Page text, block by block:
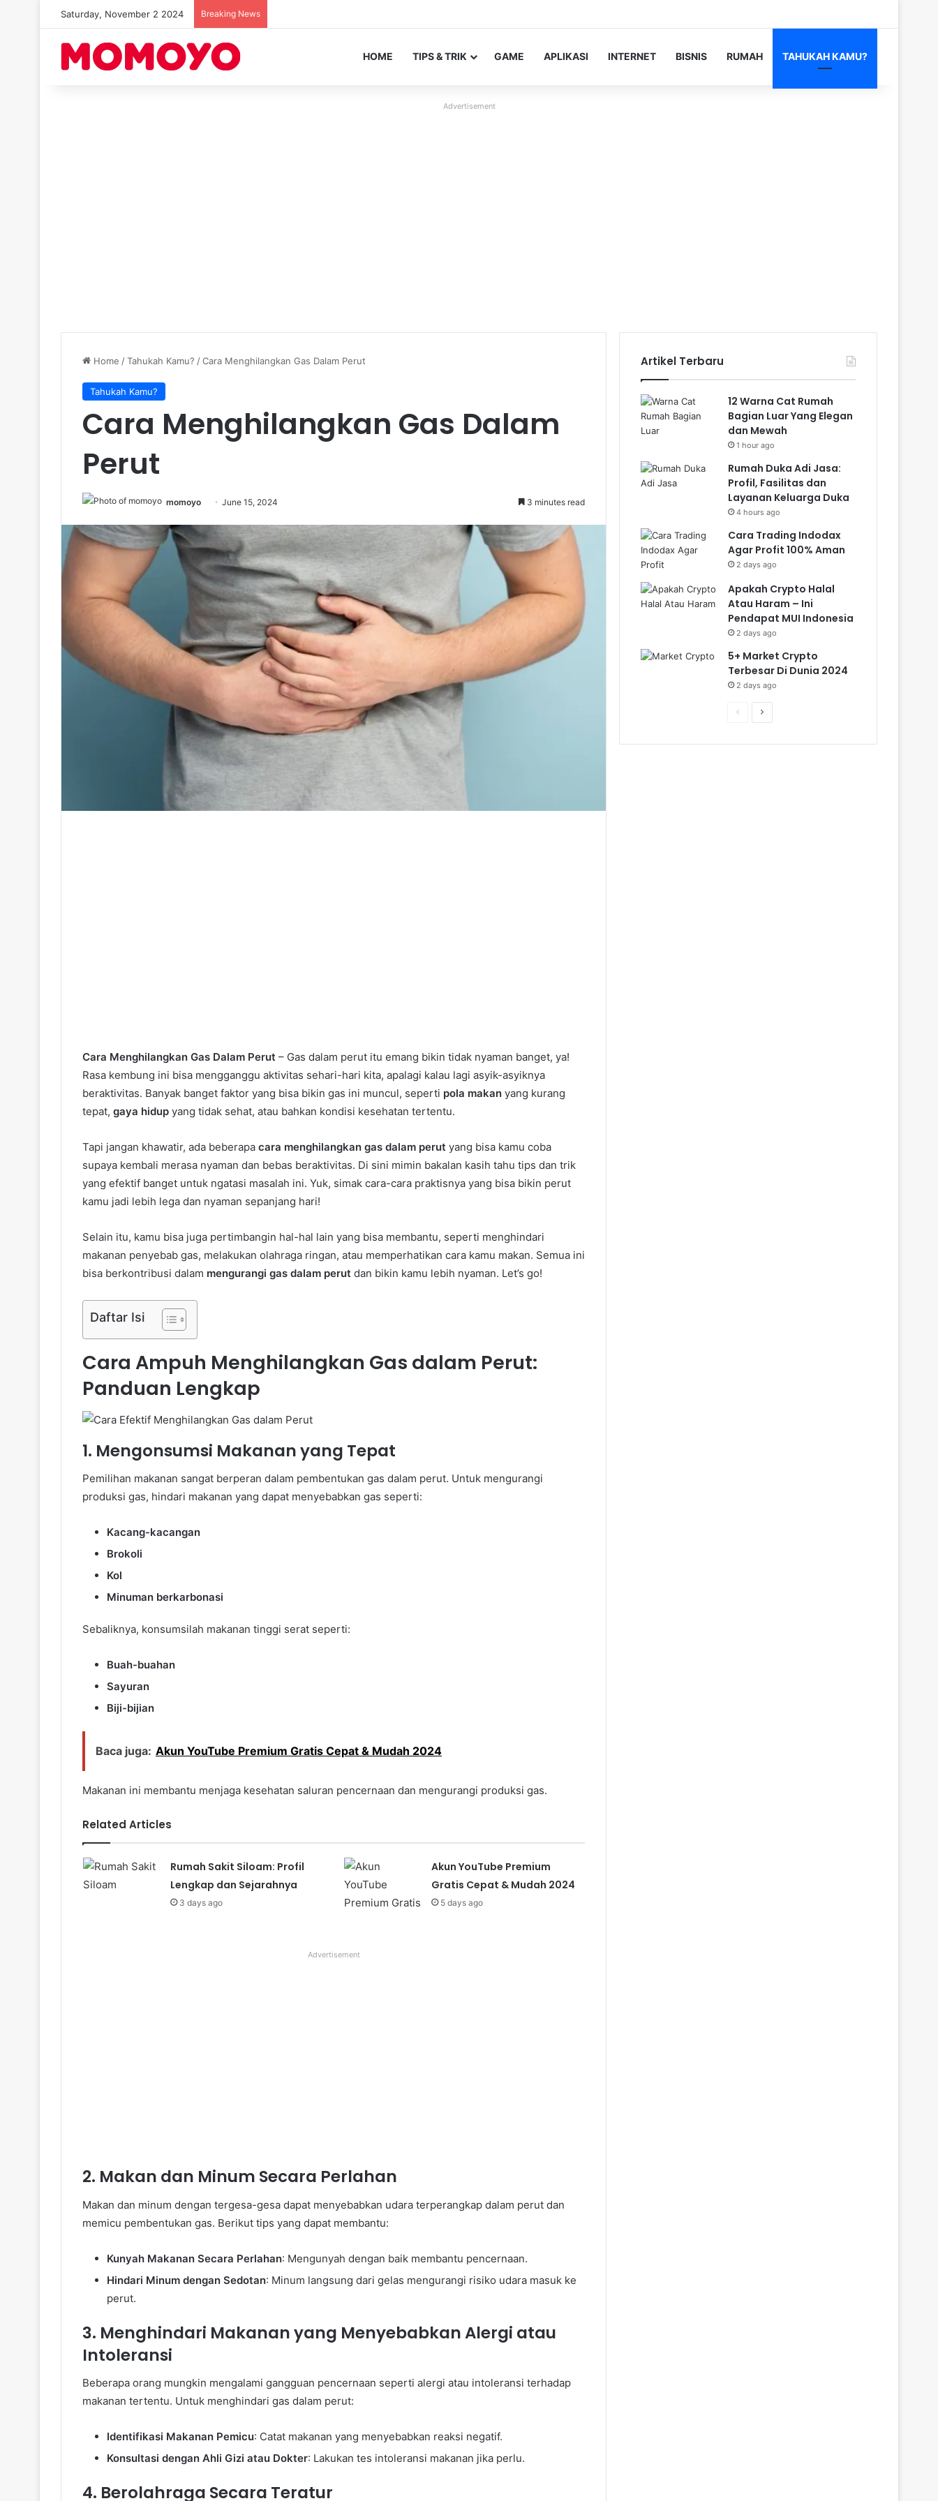
Saturday, November 2 2024 Breaking News
HOME TIPS & TRIK GAME APLIKASI INTERNET BISNIS RUMAH TAHUKAH KAMU?
Advertisement
Home /Tahukah Kamu? /Cara Menghilangkan Gas Dalam Perut
Tahukah Kamu?
Cara Menghilangkan Gas Dalam
Perut
momoyo June 15, 2024 3 minutes read
Cara Menghilangkan Gas Dalam Perut – Gas dalam perut itu emang bikin tidak nyaman banget, ya!
Rasa kembung ini bisa mengganggu aktivitas sehari-hari kita, apalagi kalau lagi asyik-asyiknya
beraktivitas. Banyak banget faktor yang bisa bikin gas ini muncul, seperti pola makan yang kurang
tepat, gaya hidup yang tidak sehat, atau bahkan kondisi kesehatan tertentu.
Tapi jangan khawatir, ada beberapa cara menghilangkan gas dalam perut yang bisa kamu coba
supaya kembali merasa nyaman dan bebas beraktivitas. Di sini mimin bakalan kasih tahu tips dan trik
yang efektif banget untuk ngatasi masalah ini. Yuk, simak cara-cara praktisnya yang bisa bikin perut
kamu jadi lebih lega dan nyaman sepanjang hari!
Selain itu, kamu bisa juga pertimbangin hal-hal lain yang bisa membantu, seperti menghindari
makanan penyebab gas, melakukan olahraga ringan, atau memperhatikan cara kamu makan. Semua ini
bisa berkontribusi dalam mengurangi gas dalam perut dan bikin kamu lebih nyaman. Let’s go!
Daftar Isi
Cara Ampuh Menghilangkan Gas dalam Perut:
Panduan Lengkap
1. Mengonsumsi Makanan yang Tepat
Pemilihan makanan sangat berperan dalam pembentukan gas dalam perut. Untuk mengurangi
produksi gas, hindari makanan yang dapat menyebabkan gas seperti:
Kacang-kacangan
Brokoli
Kol
Minuman berkarbonasi
Sebaliknya, konsumsilah makanan tinggi serat seperti:
Buah-buahan
Sayuran
Biji-bijian
Baca juga: Akun YouTube Premium Gratis Cepat & Mudah 2024
Makanan ini membantu menjaga kesehatan saluran pencernaan dan mengurangi produksi gas.
Related Articles
Rumah Sakit Siloam: Profil
Lengkap dan Sejarahnya
3 days ago
Akun YouTube Premium
Gratis Cepat & Mudah 2024
5 days ago
Advertisement
2. Makan dan Minum Secara Perlahan
Makan dan minum dengan tergesa-gesa dapat menyebabkan udara terperangkap dalam perut dan
memicu pembentukan gas. Berikut tips yang dapat membantu:
Kunyah Makanan Secara Perlahan: Mengunyah dengan baik membantu pencernaan.
Hindari Minum dengan Sedotan: Minum langsung dari gelas mengurangi risiko udara masuk ke
perut.
3. Menghindari Makanan yang Menyebabkan Alergi atau
Intoleransi
Beberapa orang mungkin mengalami gangguan pencernaan seperti alergi atau intoleransi terhadap
makanan tertentu. Untuk menghindari gas dalam perut:
Identifikasi Makanan Pemicu: Catat makanan yang menyebabkan reaksi negatif.
Konsultasi dengan Ahli Gizi atau Dokter: Lakukan tes intoleransi makanan jika perlu.
4. Berolahraga Secara Teratur
Artikel Terbaru
12 Warna Cat Rumah
Bagian Luar Yang Elegan
dan Mewah
1 hour ago
Rumah Duka Adi Jasa:
Profil, Fasilitas dan
Layanan Keluarga Duka
4 hours ago
Cara Trading Indodax
Agar Profit 100% Aman
2 days ago
Apakah Crypto Halal
Atau Haram – Ini
Pendapat MUI Indonesia
2 days ago
5+ Market Crypto
Terbesar Di Dunia 2024
2 days ago
PreviousNext